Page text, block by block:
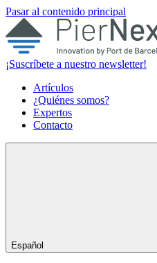
Pasar al contenido principal
¡Suscríbete a nuestro newsletter!
Artículos
¿Quiénes somos?
Expertos
Contacto
Español